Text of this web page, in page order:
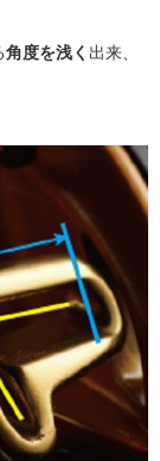
角度を浅く 出来、